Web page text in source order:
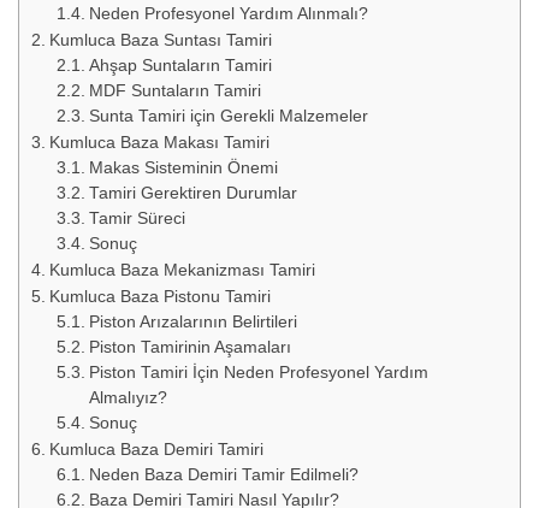
Neden Profesyonel Yardım Alınmalı?
Kumluca Baza Suntası Tamiri
Ahşap Suntaların Tamiri
MDF Suntaların Tamiri
Sunta Tamiri için Gerekli Malzemeler
Kumluca Baza Makası Tamiri
Makas Sisteminin Önemi
Tamiri Gerektiren Durumlar
Tamir Süreci
Sonuç
Kumluca Baza Mekanizması Tamiri
Kumluca Baza Pistonu Tamiri
Piston Arızalarının Belirtileri
Piston Tamirinin Aşamaları
Piston Tamiri İçin Neden Profesyonel Yardım
Almalıyız?
Sonuç
Kumluca Baza Demiri Tamiri
Neden Baza Demiri Tamir Edilmeli?
Baza Demiri Tamiri Nasıl Yapılır?